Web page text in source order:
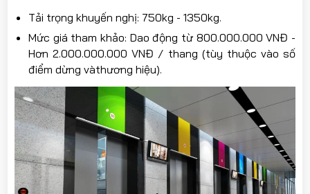
Tải trọng khuyến nghị: 750kg - 1350kg.
Mức giá tham khảo: Dao động từ 800.000.000 VNĐ -
Hơn 2.000.000.000 VNĐ / thang (tùy thuộc vào số
điểm dừng vàthương hiệu).